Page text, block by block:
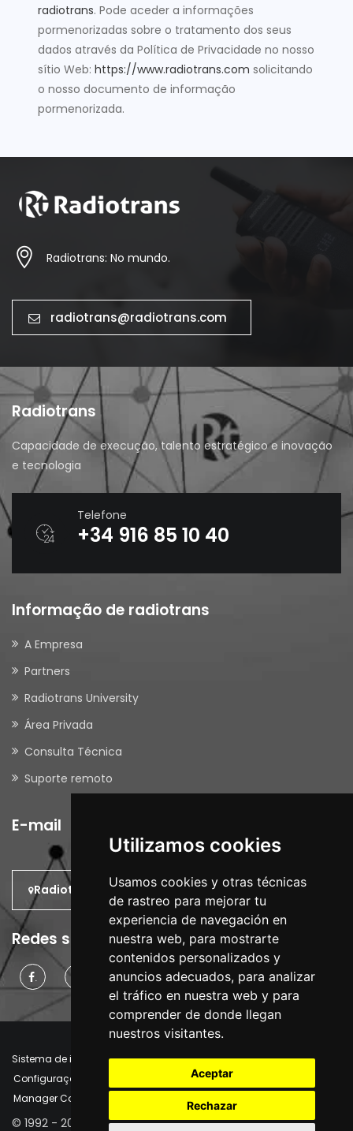
Utilizamos cookies
Usamos cookies y otras técnicas
de rastreo para mejorar tu
experiencia de navegación en
nuestra web, para mostrarte
contenidos personalizados y
anuncios adecuados, para analizar
el tráfico en nuestra web y para
comprender de donde llegan
nuestros visitantes.
Aceptar
Rechazar
radiotrans. Pode aceder a informações
pormenorizadas sobre o tratamento dos seus
dados através da Política de Privacidade no nosso
sítio Web: https://www.radiotrans.com solicitando
o nosso documento de informação
pormenorizada.
Radiotrans: No mundo.
radiotrans@radiotrans.com
Radiotrans
Capacidade de execução, talento estratégico e inovação
e tecnologia
Telefone
+34 916 85 10 40
Informação de radiotrans
A Empresa
Partners
Radiotrans University
Área Privada
Consulta Técnica
Suporte remoto
E-mail
Radiotrans: No mundo.
Redes sociais
. .
Sistema de informação interno
Aviso Legal
Configurações de cookies
Política de Cookies
Manager Cookies
© 1992 - 2026 | Radiotrans - Engenharia e fornecimento de